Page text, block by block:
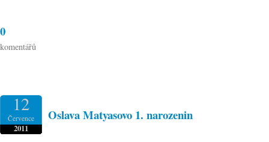
0
komentářů
12
Července
2011
Oslava Matyasovo 1. narozenin